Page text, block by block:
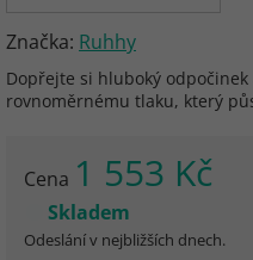
Značka: Ruhhy
Dopřejte si hluboký
rovnoměrnému tlaku, který
Cena 1 553 Kč
Skladem
Odeslání v nejbližších dnech.